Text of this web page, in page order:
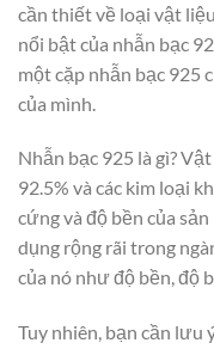
cần thiết về loại vật
nổi bật của nhẫn bạc
một cặp nhẫn bạc 925
của mình.
Nhẫn bạc 925 là gì?
92.5% và các kim loại
cứng và độ bền của
dụng rộng rãi trong
của nó như độ bền, độ
Tuy nhiên, bạn cần lưu